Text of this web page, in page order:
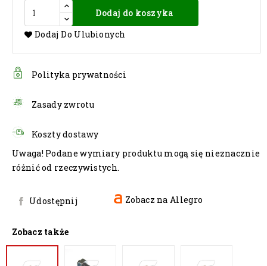
Dodaj do koszyka
Dodaj Do Ulubionych
Polityka prywatności
Zasady zwrotu
Koszty dostawy
Uwaga! Podane wymiary produktu mogą się nieznacznie
różnić od rzeczywistych.
Zobacz na Allegro
Zobacz także
Udostępnij